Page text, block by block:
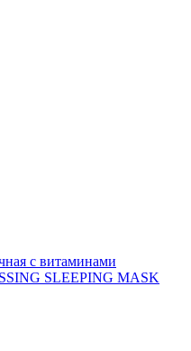
с витаминами
SLEEPING MASK